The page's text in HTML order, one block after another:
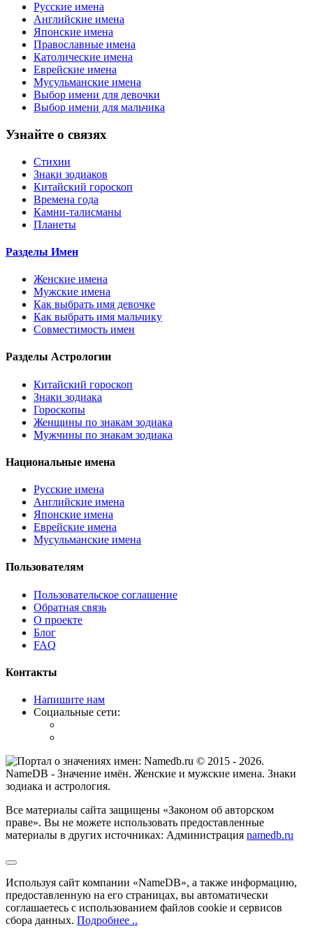
Русские имена
Английские имена
Японские имена
Православные имена
Католические имена
Еврейские имена
Мусульманские имена
Выбор имени для девочки
Выбор имени для мальчика
Узнайте о связях
Стихии
Знаки зодиаков
Китайский гороскоп
Времена года
Камни-талисманы
Планеты
Разделы Имен
Женские имена
Мужские имена
Как выбрать имя девочке
Как выбрать имя мальчику
Совместимость имен
Разделы Астрологии
Китайский гороскоп
Знаки зодиака
Гороскопы
Женщины по знакам зодиака
Мужчины по знакам зодиака
Национальные имена
Русские имена
Английские имена
Японские имена
Еврейские имена
Мусульманские имена
Пользователям
Пользовательское соглашение
Обратная связь
О проекте
Блог
FAQ
Контакты
Напишите нам
Социальные сети:
© 2015 - 2026.
NameDB - Значение имён. Женские и мужские имена. Знаки
зодиака и астрология.
Все материалы сайта защищены «Законом об авторском
праве». Вы не можете использовать предоставленные
материалы в других источниках: Администрация namedb.ru
Используя сайт компании «NameDB», а также информацию,
предоставленную на его страницах, вы автоматически
соглашаетесь с использованием файлов cookie и сервисов
сбора данных. Подробнее ..